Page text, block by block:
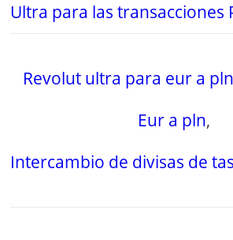
Ultra para las transacciones
Revolut ultra para eur a pln
Eur a pln,
Intercambio de divisas de